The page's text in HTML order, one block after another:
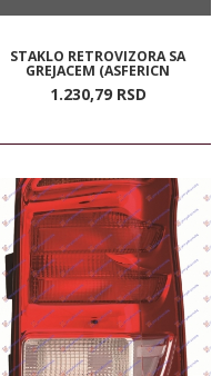
STAKLO RETROVIZORA SA
GREJACEM (ASFERICN
1.230,79 RSD